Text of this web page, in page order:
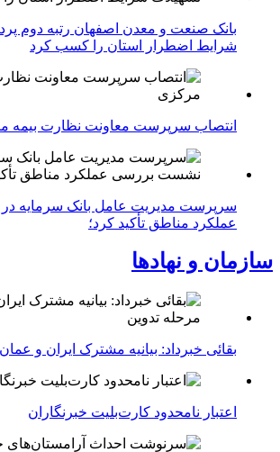
بانک صنعت و معدن اصفهان رتبه دوم
شرایط اضطرار استان را کسب کرد
انتصاب سرپرست معاونت نظارت بیمه
سرپرست مدیریت عامل بانک سرمایه
عملکرد مناطق تأکید کرد؛
سازمان و نهادها
بقائی خبرداد: بیانیه مشترک ایران و
اعتبار نامحدود کارت‌بلیت خبرنگاران